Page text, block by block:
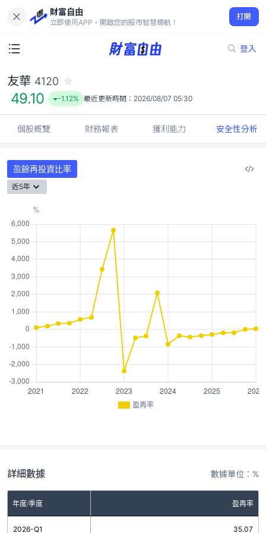
財富自由
立即使用APP，開啟您的股市智慧導航！
打開
登入
49.10
-1.12%
友華 4120
49.10 -1.12% 最近更新時間： 2026/08/07 05:30
個股概覽 財務報表 獲利能力 安全性分析
盈餘再投資比率
近5年
盈再率
詳細數據 數據單位：%
年度/季度 盈再率
2026-Q1 35.07